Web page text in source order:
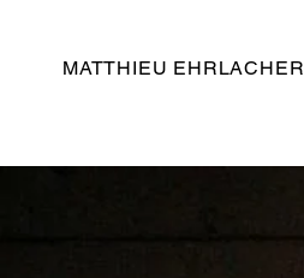
MATTHIEU EHRLACHER